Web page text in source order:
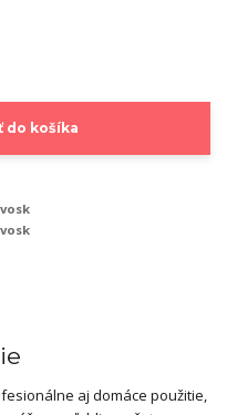
do košíka
aj domáce použitie,